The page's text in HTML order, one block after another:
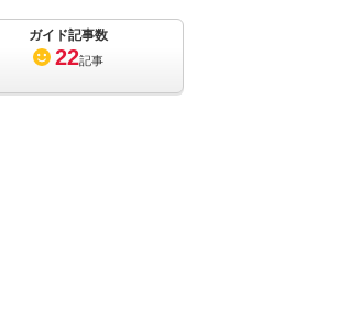
ガイド記事数
22記事